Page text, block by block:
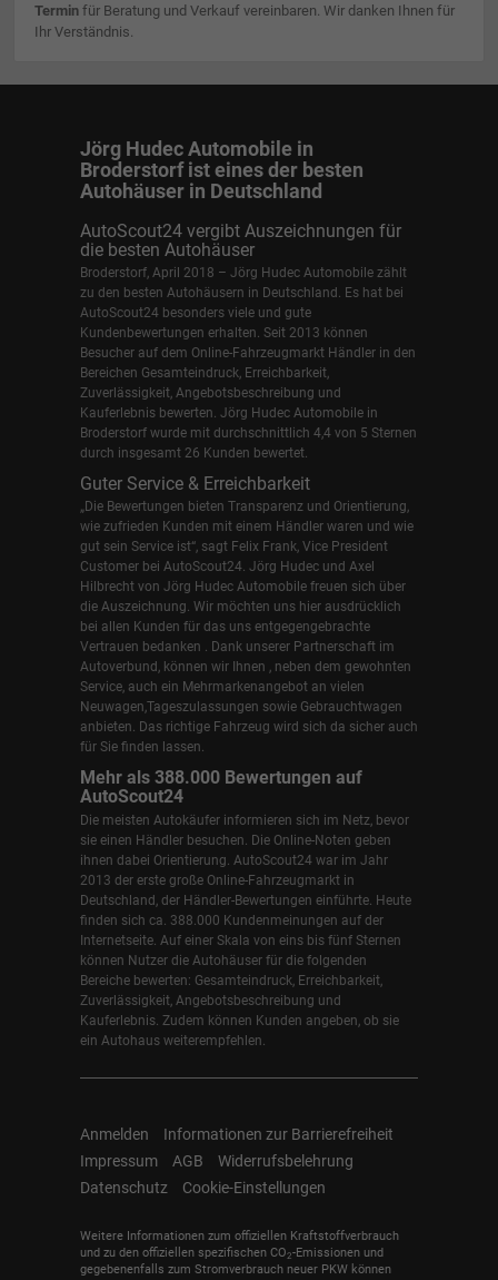
Terminfür Beratung und Verkauf vereinbaren. Wir danken Ihnen für
Ihr Verständnis.
Jörg Hudec Automobile in
Broderstorf ist eines der besten
Autohäuser in Deutschland
AutoScout24 vergibt Auszeichnungen für
die besten Autohäuser
Broderstorf, April 2018 – Jörg Hudec Automobile zählt
zu den besten Autohäusern in Deutschland. Es hat bei
AutoScout24 besonders viele und gute
Kundenbewertungen erhalten. Seit 2013 können
Besucher auf dem Online-Fahrzeugmarkt Händler in den
Bereichen Gesamteindruck, Erreichbarkeit,
Zuverlässigkeit, Angebotsbeschreibung und
Kauferlebnis bewerten. Jörg Hudec Automobile in
Broderstorf wurde mit durchschnittlich 4,4 von 5 Sternen
durch insgesamt 26 Kunden bewertet.
Guter Service & Erreichbarkeit
„Die Bewertungen bieten Transparenz und Orientierung,
wie zufrieden Kunden mit einem Händler waren und wie
gut sein Service ist“, sagt Felix Frank, Vice President
Customer bei AutoScout24. Jörg Hudec und Axel
Hilbrecht von Jörg Hudec Automobile freuen sich über
die Auszeichnung. Wir möchten uns hier ausdrücklich
bei allen Kunden für das uns entgegengebrachte
Vertrauen bedanken . Dank unserer Partnerschaft im
Autoverbund, können wir Ihnen , neben dem gewohnten
Service, auch ein Mehrmarkenangebot an vielen
Neuwagen,Tageszulassungen sowie Gebrauchtwagen
anbieten. Das richtige Fahrzeug wird sich da sicher auch
für Sie finden lassen.
Mehr als 388.000 Bewertungen auf
AutoScout24
Die meisten Autokäufer informieren sich im Netz, bevor
sie einen Händler besuchen. Die Online-Noten geben
ihnen dabei Orientierung. AutoScout24 war im Jahr
2013 der erste große Online-Fahrzeugmarkt in
Deutschland, der Händler-Bewertungen einführte. Heute
finden sich ca. 388.000 Kundenmeinungen auf der
Internetseite. Auf einer Skala von eins bis fünf Sternen
können Nutzer die Autohäuser für die folgenden
Bereiche bewerten: Gesamteindruck, Erreichbarkeit,
Zuverlässigkeit, Angebotsbeschreibung und
Kauferlebnis. Zudem können Kunden angeben, ob sie
ein Autohaus weiterempfehlen.
Anmelden
Informationen zur Barrierefreiheit
Impressum
AGB
Widerrufsbelehrung
Datenschutz
Cookie-Einstellungen
Weitere Informationen zum offiziellen Kraftstoffverbrauch
und zu den offiziellen spezifischen CO2-Emissionen und
gegebenenfalls zum Stromverbrauch neuer PKW können